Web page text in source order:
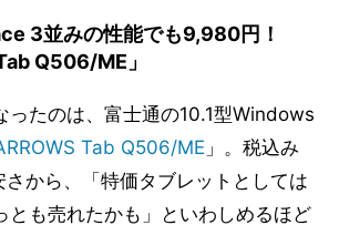
3並みの性能でも9,980円！
Q506/ME」
ったのは、富士通の10.1型Windows
Tab Q506/ME 」。税込み
から、「特価タブレットとしては
とも売れたかも」といわしめるほど